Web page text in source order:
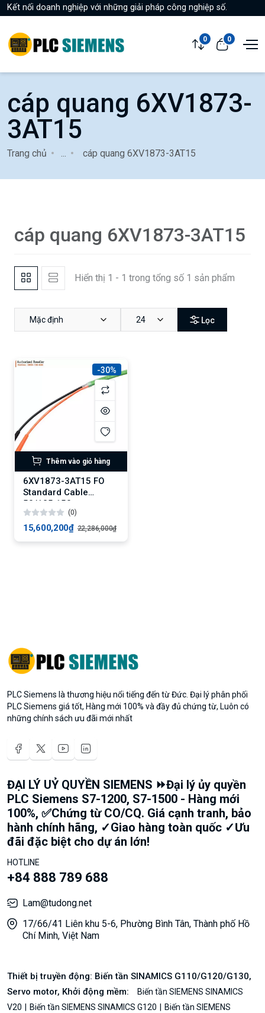
Kết nối doanh nghiệp với những giải pháp công nghiệp số.
0 0
cáp quang 6XV1873-
3AT15
Trang chủ cáp quang 6XV1873-3AT15
cáp quang 6XV1873-3AT15
Hiển thị 1 - 1 trong tổng số 1 sản phẩm
Mặc định 24 Lọc
-30%
Thêm vào giỏ hàng
6XV1873-3AT15 FO
Standard Cable
50/125 150 m,
4xBFOC
(0)
15,600,200₫ 22,286,000₫
PLC Siemens là thương hiệu nổi tiếng đến từ Đức. Đại lý phân phối
PLC Siemens giá tốt, Hàng mới 100% và đầy đủ chứng từ, Luôn có
những chính sách ưu đãi mới nhất
ĐẠI LÝ UỶ QUYỀN SIEMENS ⏩Đại lý ủy quyền
PLC Siemens S7-1200, S7-1500 - Hàng mới
100%, ✅Chứng từ CO/CQ. Giá cạnh tranh, bảo
hành chính hãng, ✓Giao hàng toàn quốc ✓Ưu
đãi đặc biệt cho dự án lớn!
HOTLINE
+84 888 789 688
Lam@tudong.net
17/66/41 Liên khu 5-6, Phường Bình Tân, Thành phố Hồ
Chí Minh, Việt Nam
Thiết bị truyền động: Biến tần SINAMICS G110/G120/G130,
Servo motor, Khởi động mềm:
Biến tần SIEMENS SINAMICS
V20
Biến tần SIEMENS SINAMICS G120
Biến tần SIEMENS